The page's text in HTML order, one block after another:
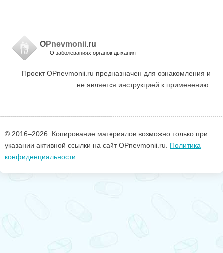
OPnevmonii.ru
О заболеваниях органов дыхания
Проект OPnevmonii.ru предназначен для ознакомления и
не является инструкцией к применению.
© 2016–2026. Копирование материалов возможно только при
указании активной ссылки на сайт OPnevmonii.ru. Политика
конфиденциальности